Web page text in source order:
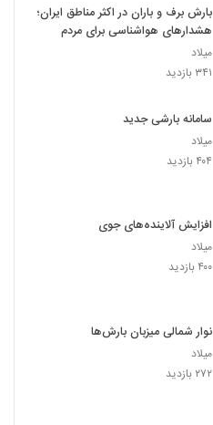
بارش برف و باران در اکثر مناطق ایران؛
هشدارهای هواشناسی برای مردم
میلاد
۳۴۱ بازدید
سامانه بارشی جدید
میلاد
۴۰۴ بازدید
افزایش آلاینده‌های جوی
میلاد
۴۰۰ بازدید
نوار شمالی میزبان بارش‌ها
میلاد
۲۷۲ بازدید